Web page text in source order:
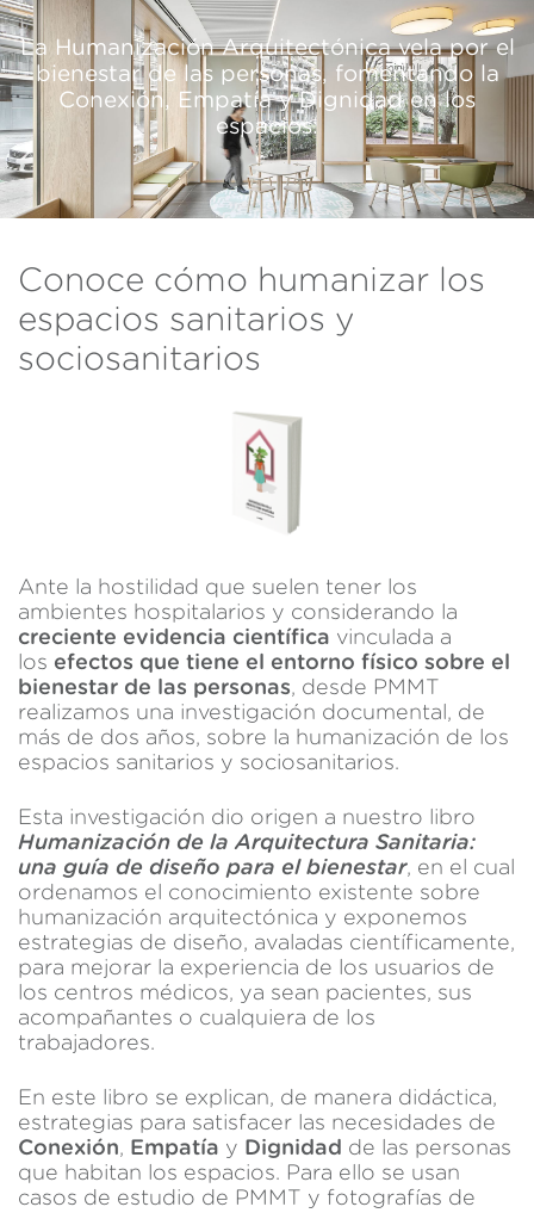
La Humanización Arquitectónica vela por el
bienestar de las personas, fomentando la
Conexión, Empatía y Dignidad en los
espacios.
Conoce cómo humanizar los
espacios sanitarios y
sociosanitarios
Ante la hostilidad que suelen tener los
ambientes hospitalarios y considerando la
creciente evidencia científica vinculada a
los efectos que tiene el entorno físico sobre el
bienestar de las personas, desde PMMT
realizamos una investigación documental, de
más de dos años, sobre la humanización de los
espacios sanitarios y sociosanitarios.
Esta investigación dio origen a nuestro libro
Humanización de la Arquitectura Sanitaria:
una guía de diseño para el bienestar, en el cual
ordenamos el conocimiento existente sobre
humanización arquitectónica y exponemos
estrategias de diseño, avaladas científicamente,
para mejorar la experiencia de los usuarios de
los centros médicos, ya sean pacientes, sus
acompañantes o cualquiera de los
trabajadores.
En este libro se explican, de manera didáctica,
estrategias para satisfacer las necesidades de
Conexión, Empatía y Dignidad de las personas
que habitan los espacios. Para ello se usan
casos de estudio de PMMT y fotografías de